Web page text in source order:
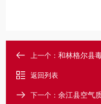
上一个： 和林格尔县
返回列表
下一个： 余江县空气